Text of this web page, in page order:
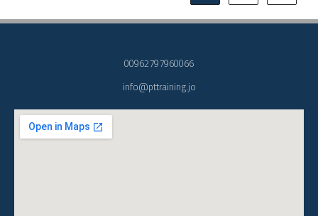
00962797960066
info@pttraining.jo